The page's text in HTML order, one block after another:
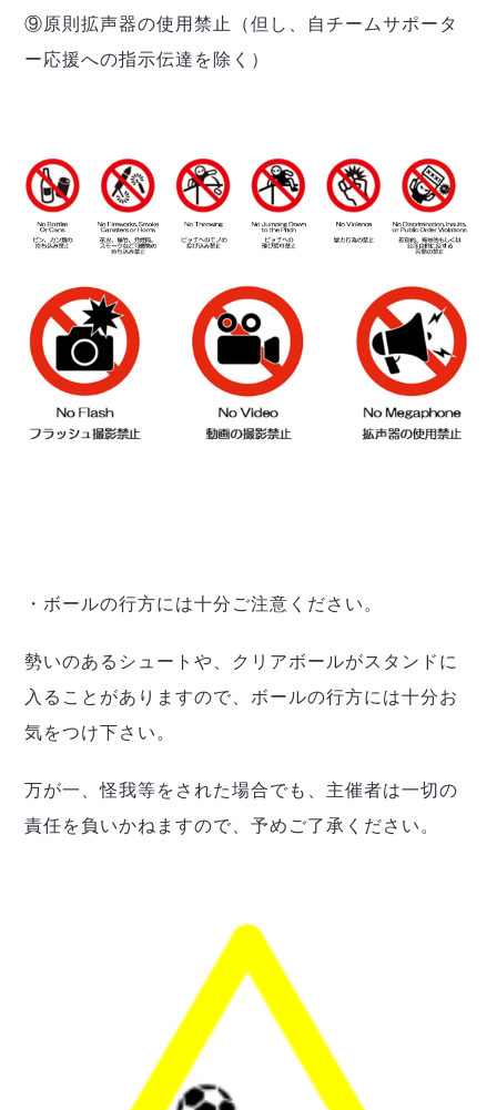
⑨原則拡声器の使用禁止（但し、自チームサポータ
ー応援への指示伝達を除く）
・ボールの行方には十分ご注意ください。
勢いのあるシュートや、クリアボールがスタンドに
入ることがありますので、ボールの行方には十分お
気をつけ下さい。
万が一、怪我等をされた場合でも、主催者は一切の
責任を負いかねますので、予めご了承ください。